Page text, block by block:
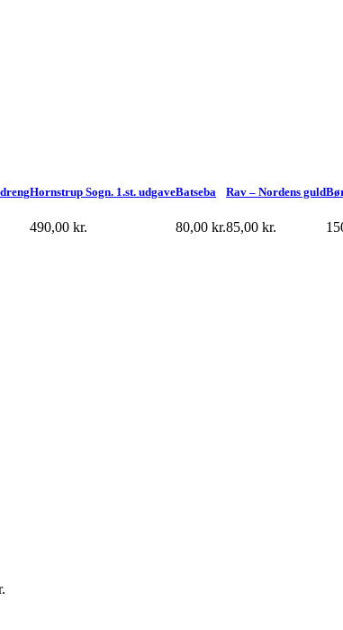
Rav – Nordens guld
85,00 kr.
Batseba
80,00 kr.
Hornstrup Sogn. 1.st. udgave
490,00 kr.